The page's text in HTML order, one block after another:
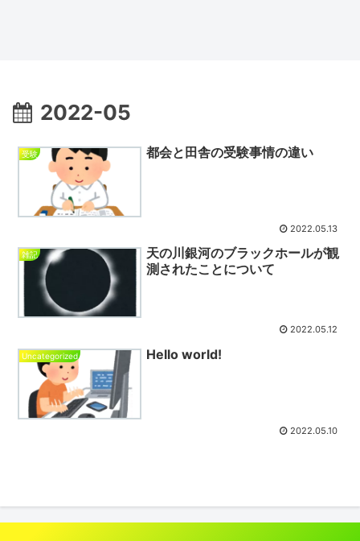
2022-05
受験 都会と田舎の受験事情の違い
2022.05.13
雑記
天の川銀河のブラックホールが観
測されたことについて
2022.05.12
Uncategorized Hello world!
2022.05.10